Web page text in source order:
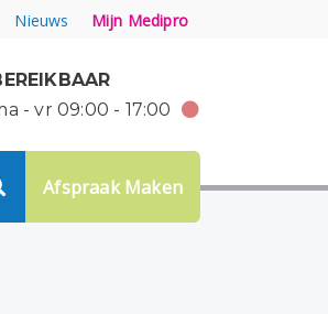
Nieuws Mijn Medipro
- vr 09:00 - 17:00
Afspraak Maken